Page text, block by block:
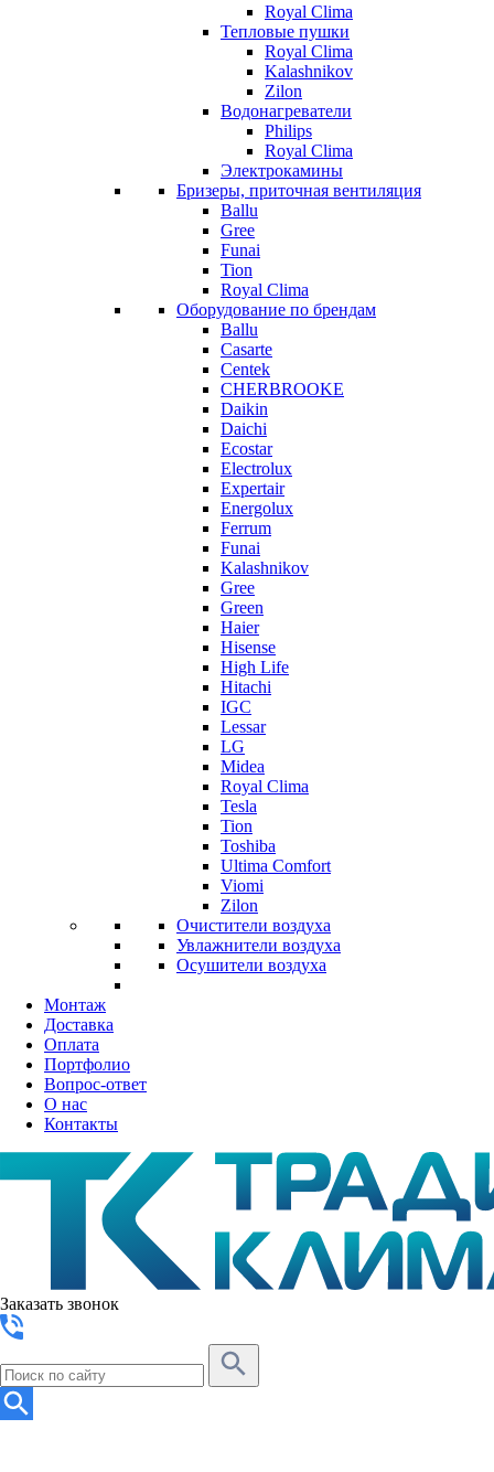
Royal Clima
Тепловые пушки
Royal Clima
Kalashnikov
Zilon
Водонагреватели
Philips
Royal Clima
Электрокамины
Бризеры, приточная вентиляция
Ballu
Gree
Funai
Tion
Royal Clima
Оборудование по брендам
Ballu
Casarte
Centek
CHERBROOKE
Daikin
Daichi
Ecostar
Electrolux
Expertair
Energolux
Ferrum
Funai
Kalashnikov
Gree
Grеen
Haier
Hisense
High Life
Hitachi
IGC
Lessar
LG
Midea
Royal Clima
Tesla
Tion
Toshiba
Ultima Comfort
Viomi
Zilon
Очистители воздуха
Увлажнители воздуха
Осушители воздуха
Монтаж
Доставка
Оплата
Портфолио
Вопрос-ответ
О нас
Контакты
Заказать звонок